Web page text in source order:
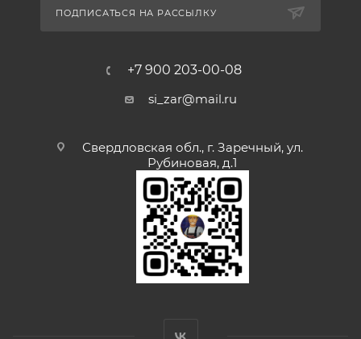
ПОДПИСАТЬСЯ НА РАССЫЛКУ
+7 900 203-00-08
si_zar@mail.ru
Свердловская обл., г. Заречный, ул.
Рубиновая, д.1